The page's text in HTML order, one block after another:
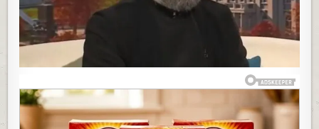
KRAJU
SMRT
PREDRAG
OBJAŠNJAVA
ŠTA
JE
SMISAO